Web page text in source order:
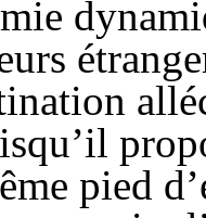
pied